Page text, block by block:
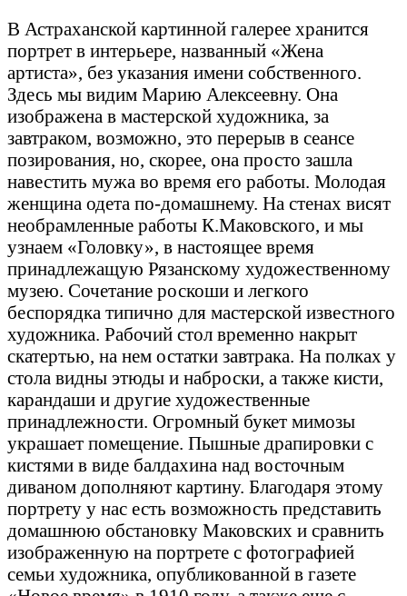
В Астраханской картинной галерее хранится
портрет в интерьере, названный «Жена
артиста», без указания имени собственного.
Здесь мы видим Марию Алексеевну. Она
изображена в мастерской художника, за
завтраком, возможно, это перерыв в сеансе
позирования, но, скорее, она просто зашла
навестить мужа во время его работы. Молодая
женщина одета по-домашнему. На стенах висят
необрамленные работы К.Маковского, и мы
узнаем «Головку», в настоящее время
принадлежащую Рязанскому художественному
музею. Сочетание роскоши и легкого
беспорядка типично для мастерской известного
художника. Рабочий стол временно накрыт
скатертью, на нем остатки завтрака. На полках у
стола видны этюды и наброски, а также кисти,
карандаши и другие художественные
принадлежности. Огромный букет мимозы
украшает помещение. Пышные драпировки с
кистями в виде балдахина над восточным
диваном дополняют картину. Благодаря этому
портрету у нас есть возможность представить
домашнюю обстановку Маковских и сравнить
изображенную на портрете с фотографией
семьи художника, опубликованной в газете